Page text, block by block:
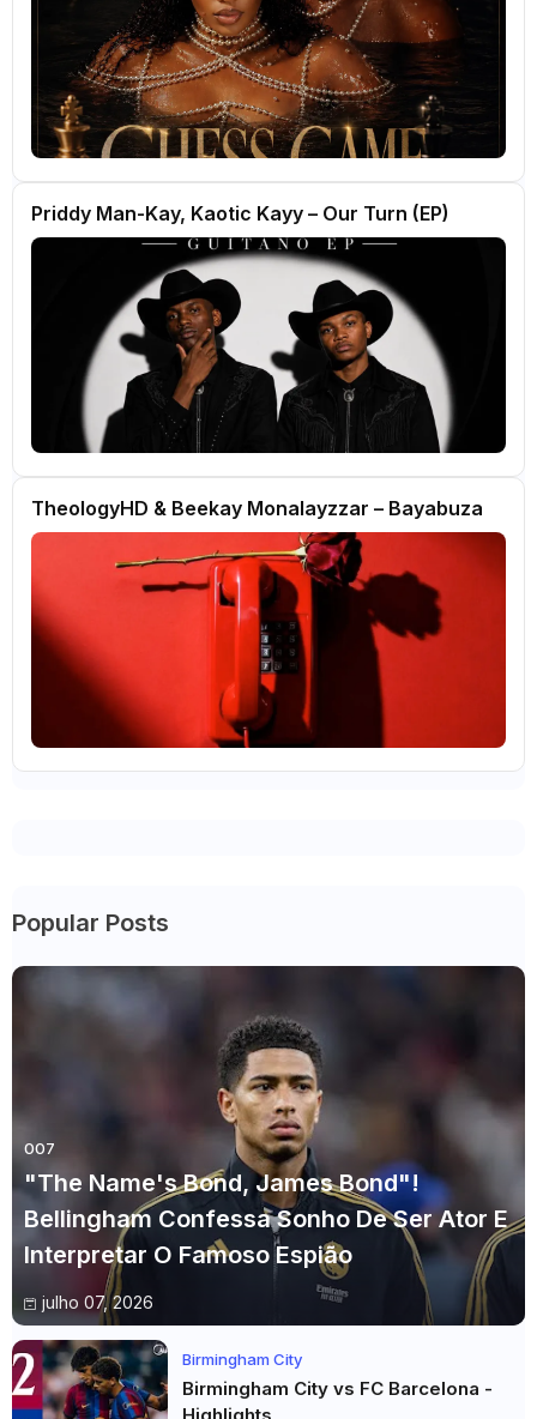
Priddy Man-Kay, Kaotic Kayy – Our Turn (EP)
TheologyHD & Beekay Monalayzzar – Bayabuza
Popular Posts
007
"The Name's Bond, James Bond"!
Bellingham Confessa Sonho De Ser Ator E
Interpretar O Famoso Espião
julho 07, 2026
Birmingham City
Birmingham City vs FC Barcelona -